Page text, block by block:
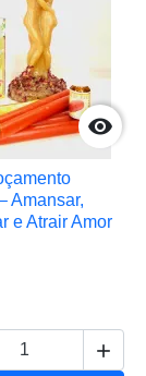

Amansar,
e Atrair Amor
